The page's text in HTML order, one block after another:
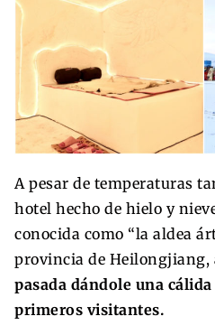
A pesar de temperaturas
hotel hecho de hielo y
conocida como “la aldea
provincia de Heilongjiang,
pasada dándole una
primeros visitantes.